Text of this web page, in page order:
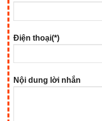
Điện thoại(*)
Nội dung lời nhắn